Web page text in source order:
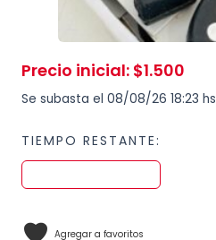
Precio inicial: $1.500
Se subasta el 08/08/26 18:23 hs
TIEMPO RESTANTE:
Agregar a favoritos